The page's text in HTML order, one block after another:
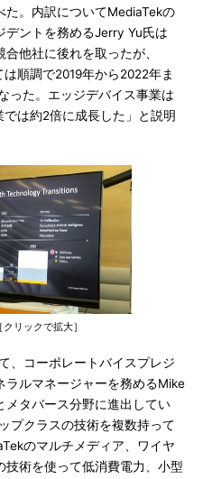
た。内訳についてMediaTekの
デントを務めるJerry Yu氏は
他社に後れを取ったが、
順調で2019年から2022年ま
った。エッジデバイス事業は
は約2倍に成長した」と説明
リックで拡大］
、コーポレートバイスプレジ
ラルマネージャーを務めるMike
タバース分野に進出してい
プクラスの技術を複数持って
のマルチメディア、ワイヤ
技術を使って低消費電力、小型